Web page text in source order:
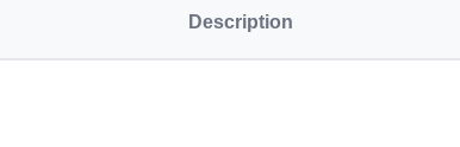
Description